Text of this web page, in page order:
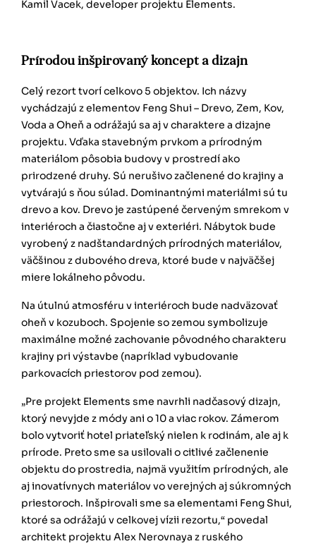
Kamil Vacek, developer projektu Elements.
Prírodou inšpirovaný koncept a dizajn
Celý rezort tvorí celkovo 5 objektov. Ich názvy
vychádzajú z elementov Feng Shui – Drevo, Zem, Kov,
Voda a Oheň a odrážajú sa aj v charaktere a dizajne
projektu. Vďaka stavebným prvkom a prírodným
materiálom pôsobia budovy v prostredí ako
prirodzené druhy. Sú nerušivo začlenené do krajiny a
vytvárajú s ňou súlad. Dominantnými materiálmi sú tu
drevo a kov. Drevo je zastúpené červeným smrekom v
interiéroch a čiastočne aj v exteriéri. Nábytok bude
vyrobený z nadštandardných prírodných materiálov,
väčšinou z dubového dreva, ktoré bude v najväčšej
miere lokálneho pôvodu.
Na útulnú atmosféru v interiéroch bude nadväzovať
oheň v kozuboch. Spojenie so zemou symbolizuje
maximálne možné zachovanie pôvodného charakteru
krajiny pri výstavbe (napríklad vybudovanie
parkovacích priestorov pod zemou).
„Pre projekt Elements sme navrhli nadčasový dizajn,
ktorý nevyjde z módy ani o 10 a viac rokov. Zámerom
bolo vytvoriť hotel priateľský nielen k rodinám, ale aj k
prírode. Preto sme sa usilovali o citlivé začlenenie
objektu do prostredia, najmä využitím prírodných, ale
aj inovatívnych materiálov vo verejných aj súkromných
priestoroch. Inšpirovali sme sa elementami Feng Shui,
ktoré sa odrážajú v celkovej vízii rezortu,“ povedal
architekt projektu Alex Nerovnaya z ruského